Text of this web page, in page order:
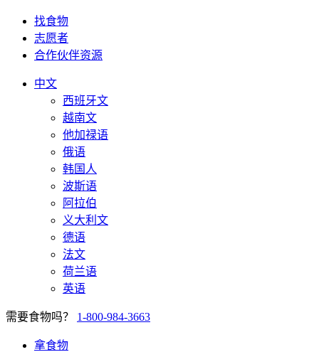
找食物
志愿者
合作伙伴资源
中文
西班牙文
越南文
他加禄语
俄语
韩国人
波斯语
阿拉伯
义大利文
德语
法文
荷兰语
英语
需要食物吗？ 1-800-984-3663
拿食物